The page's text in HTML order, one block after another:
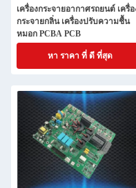
เครื่องกระจายอากาศรถยนต์ เครื่อ
กระจายกลิ่น เครื่องปรับความชื้น
หมอก PCBA PCB
หา ราคา ที่ ดี ที่สุด